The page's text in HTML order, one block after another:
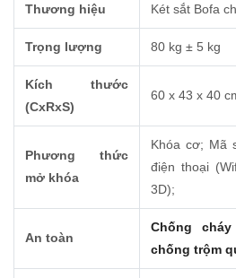
Thương hiệu Két sắt Bofa
Trọng lượng 80 kg ± 5 kg
Kích thước
(CxRxS)
60 x 43 x 40
Phương thức
mở khóa
Khóa cơ; Mã
điện thoại
3D);
An toàn
Chống
chống trộm